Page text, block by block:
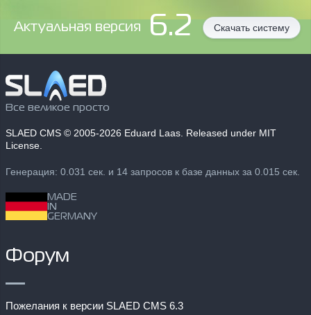
Aктуальная версия 6.2 Скачать систему
Все великое просто
SLAED CMS © 2005-2026 Eduard Laas. Released under MIT
License.
Генерация: 0.031 сек. и 14 запросов к базе данных за 0.015 сек.
MADE
IN
GERMANY
Форум
Пожелания к версии SLAED CMS 6.3